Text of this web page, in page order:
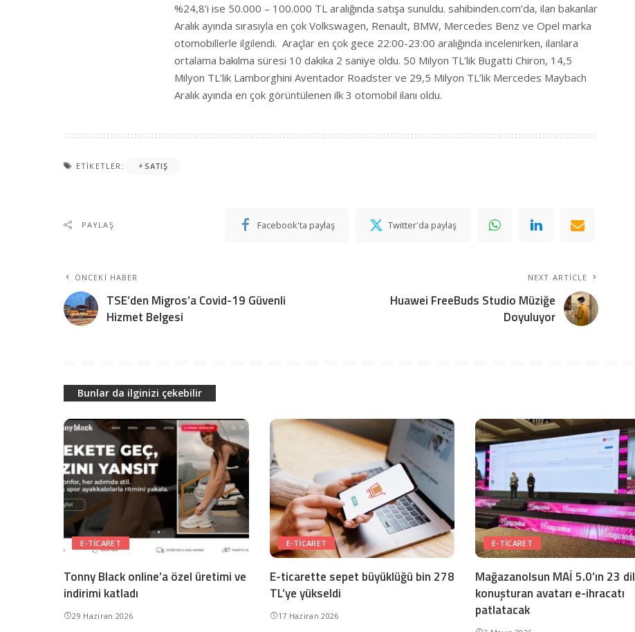
%24,8’i ise 50.000 – 100.000 TL aralığında satışa sunuldu. sahibinden.com’da, ilan bakanlar
Aralık ayında sırasıyla en çok Volkswagen, Renault, BMW, Mercedes Benz ve Opel marka
otomobillerle ilgilendi. Araçlar en çok gece 22:00-23:00 aralığında incelenirken, ilanlara
ortalama bakılma süresi 10 dakika 2 saniye oldu. 50 Milyon TL’lik Bugatti Chiron, 14,5
Milyon TL’lik Lamborghini Aventador Roadster ve 29,5 Milyon TL’lik Mercedes Maybach
Aralık ayında en çok görüntülenen ilk 3 otomobil ilanı oldu.
ETIKETLER: SATIŞ
PAYLAŞ Facebook'ta paylaş Twitter'da paylaş
ÖNCEKI HABER
TSE’den Migros’a Covid-19 Güvenli
Hizmet Belgesi
NEXT ARTICLE
Huawei FreeBuds Studio Müziğe
Doyuluyor
Bunlar da ilginizi çekebilir
E-TICARET
Tonny Black online’a özel üretimi ve
indirimi katladı
29 Haziran 2026
E-TICARET
E-ticarette sepet büyüklüğü bin 278
TL’ye yükseldi
17 Haziran 2026
E-TICARET
Mağazanolsun MAİ 5.0’ın 23 dil
konuşturan avatarı e-ihracatı
patlatacak